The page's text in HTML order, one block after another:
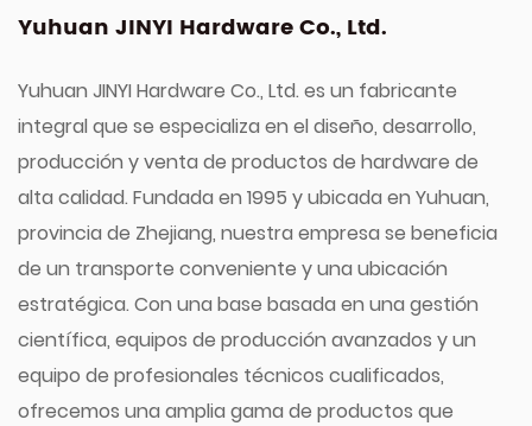
Yuhuan JINYI Hardware Co., Ltd.
Yuhuan JINYI Hardware Co., Ltd. es un fabricante
integral que se especializa en el diseño, desarrollo,
producción y venta de productos de hardware de
alta calidad. Fundada en 1995 y ubicada en Yuhuan,
provincia de Zhejiang, nuestra empresa se beneficia
de un transporte conveniente y una ubicación
estratégica. Con una base basada en una gestión
científica, equipos de producción avanzados y un
equipo de profesionales técnicos cualificados,
ofrecemos una amplia gama de productos que